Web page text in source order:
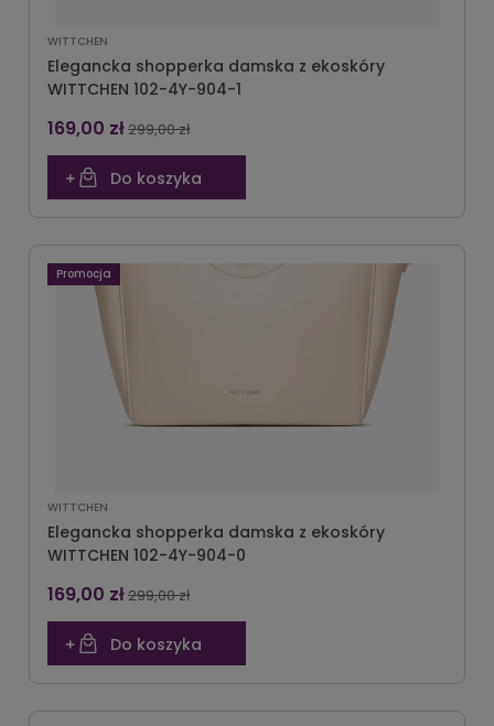
WITTCHEN
Elegancka shopperka damska z ekoskóry
WITTCHEN 102-4Y-904-1
169,00 zł299,00 zł
Do koszyka
WITTCHEN
Elegancka shopperka damska z ekoskóry
WITTCHEN 102-4Y-904-0
169,00 zł299,00 zł
Do koszyka
Promocja